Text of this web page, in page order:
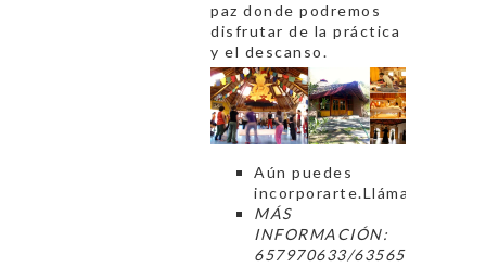
paz donde podremos
disfrutar de la práctica
y el descanso.
Aún puedes
incorporarte.Llámanos!
MÁS
INFORMACIÓN:
657970633/635652247